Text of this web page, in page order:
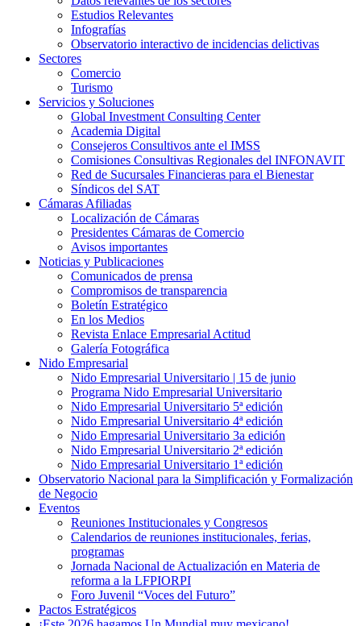
Estudios Relevantes
Infografías
Observatorio interactivo de incidencias delictivas
Sectores
Comercio
Turismo
Servicios y Soluciones
Global Investment Consulting Center
Academia Digital
Consejeros Consultivos ante el IMSS
Comisiones Consultivas Regionales del INFONAVIT
Red de Sucursales Financieras para el Bienestar
Síndicos del SAT
Cámaras Afiliadas
Localización de Cámaras
Presidentes Cámaras de Comercio
Avisos importantes
Noticias y Publicaciones
Comunicados de prensa
Compromisos de transparencia
Boletín Estratégico
En los Medios
Revista Enlace Empresarial Actitud
Galería Fotográfica
Nido Empresarial
Nido Empresarial Universitario | 15 de junio
Programa Nido Empresarial Universitario
Nido Empresarial Universitario 5ª edición
Nido Empresarial Universitario 4ª edición
Nido Empresarial Universitario 3a edición
Nido Empresarial Universitario 2ª edición
Nido Empresarial Universitario 1ª edición
Observatorio Nacional para la Simplificación y Formalización
de Negocio
Eventos
Reuniones Institucionales y Congresos
Calendarios de reuniones institucionales, ferias,
programas
Jornada Nacional de Actualización en Materia de
reforma a la LFPIORPI
Foro Juvenil “Voces del Futuro”
Pactos Estratégicos